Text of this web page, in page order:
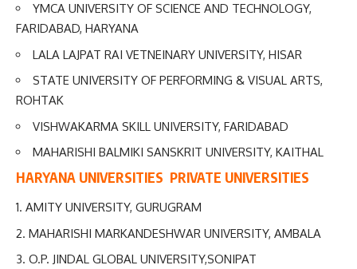
YMCA UNIVERSITY OF SCIENCE AND TECHNOLOGY,
FARIDABAD, HARYANA
LALA LAJPAT RAI VETNEINARY UNIVERSITY, HISAR
STATE UNIVERSITY OF PERFORMING & VISUAL ARTS,
ROHTAK
VISHWAKARMA SKILL UNIVERSITY, FARIDABAD
MAHARISHI BALMIKI SANSKRIT UNIVERSITY, KAITHAL
HARYANA UNIVERSITIES PRIVATE UNIVERSITIES
AMITY UNIVERSITY, GURUGRAM
MAHARISHI MARKANDESHWAR UNIVERSITY, AMBALA
O.P. JINDAL GLOBAL UNIVERSITY,SONIPAT